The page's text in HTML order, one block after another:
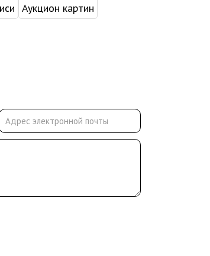
Аукцион картин